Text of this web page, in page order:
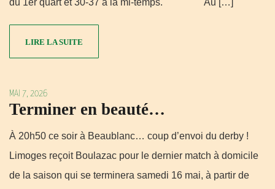
du 1er quart et 30-37 à la mi-temps. Au […]
LIRE LA SUITE
MAI 7, 2026
Terminer en beauté…
À 20h50 ce soir à Beaublanc… coup d’envoi du derby !
Limoges reçoit Boulazac pour le dernier match à domicile
de la saison qui se terminera samedi 16 mai, à partir de